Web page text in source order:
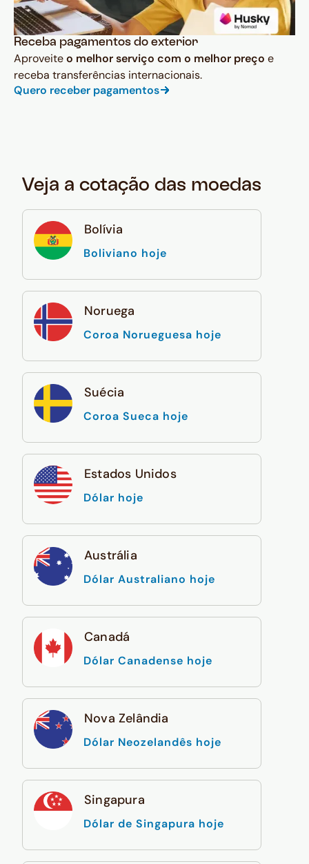
Receba pagamentos do exterior
Aproveiteo melhor serviço com o melhor preço e
receba transferências internacionais.
Quero receber pagamentos
Veja a cotação das moedas
Bolívia
Boliviano hoje
Noruega
Coroa Norueguesa hoje
Suécia
Coroa Sueca hoje
Estados Unidos
Dólar hoje
Austrália
Dólar Australiano hoje
Canadá
Dólar Canadense hoje
Nova Zelândia
Dólar Neozelandês hoje
Singapura
Dólar de Singapura hoje